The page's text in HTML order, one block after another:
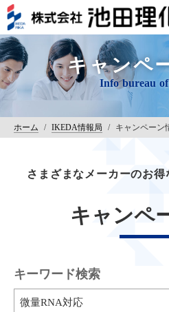
キャンペ
ホーム / IKEDA情報局 / キャンペーン
さまざまなメーカーのお
キャンペ
キーワード検索